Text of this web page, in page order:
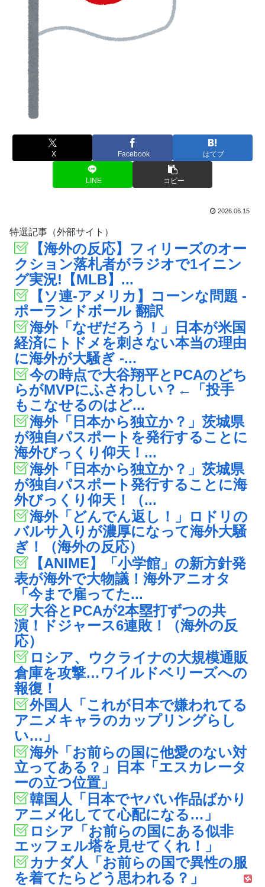
X Facebook はてブ
LINE コピー
2026.06.15
特選記事（外部サイト）
【海外の反応】フィリーズのオー
クション落札者がラジオで1イニン
グ実況!【MLB】...
【ソ連-アメリカ】コーンな問題 -
ポーランドボール 翻訳
海外「なぜだろう！」日本が米国
経済にトドメを刺さない本当の理由
に海外が大騒ぎ -...
今の時点で大谷翔平とPCAのどち
らがMVPにふさわしい？←「投手
もこなせるのはど...
海外「日本から独立か？」茨城県
が独自パスポートを発行することに
海外びっくり仰天！...
海外「日本から独立か？」茨城県
が独自パスポート発行することに海
外びっくり仰天！（...
海外「どんでん返し！」ロドリの
バルサ入りが濃厚になって海外大騒
ぎ！（海外の反応）
【ANIME】「小学館」の新方針発
表が海外で大物議！海外アニオタ
「今まで雇ってた...
大谷とPCAが2本塁打ずつの共
演！ドジャース6連敗！（海外の反
応）
ロシア、ウクライナの大規模通販
倉庫を攻撃…ワイルドベリーズへの
報復！
外国人「これが日本で嫌われてる
アニメキャラのカップリングらし
い…」
海外「お前らの国に他愛のない対
立ってある？」日本「エスカレータ
ーの立つ位置」
韓国人「日本でヤバい作品ばかり
アニメ化してて心配になる…」
ロシア「お前らの国にある似非
エッフェル塔を見せてくれ！」
カナダ人「お前らの国で異性の服
を着てたらどう思われる？」